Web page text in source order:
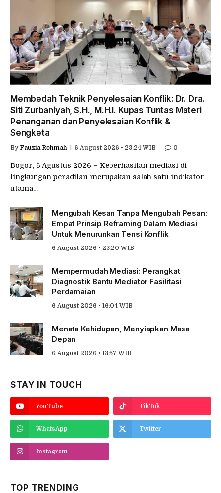
Membedah Teknik Penyelesaian Konflik: Dr. Dra.
Siti Zurbaniyah, S.H., M.H.I. Kupas Tuntas Materi
Penanganan dan Penyelesaian Konflik &
Sengketa
By Fauzia Rohmah 6 August 2026 • 23:24 WIB 0
Bogor, 6 Agustus 2026 – Keberhasilan mediasi di
lingkungan peradilan merupakan salah satu indikator
utama…
Mengubah Kesan Tanpa Mengubah Pesan:
Empat Prinsip Reframing Dalam Mediasi
Untuk Menurunkan Tensi Konflik
6 August 2026 • 23:20 WIB
Mempermudah Mediasi: Perangkat
Diagnostik Bantu Mediator Fasilitasi
Perdamaian
6 August 2026 • 16:04 WIB
Menata Kehidupan, Menyiapkan Masa
Depan
6 August 2026 • 13:57 WIB
STAY IN TOUCH
YouTube TikTok
WhatsApp Twitter
Instagram
TOP TRENDING